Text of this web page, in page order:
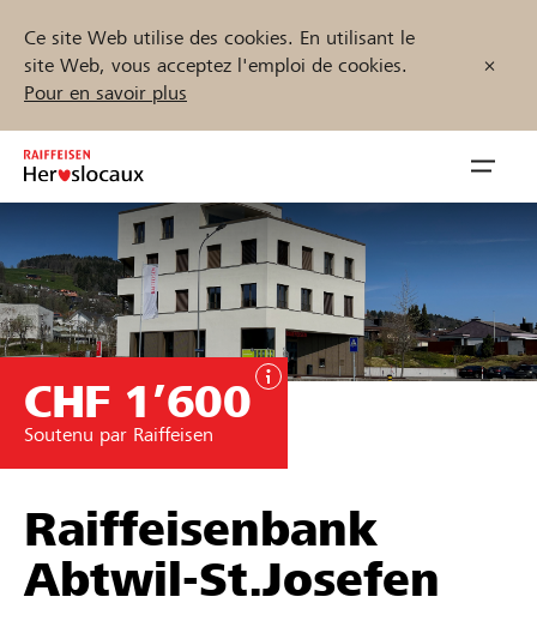
Ce site Web utilise des cookies. En utilisant le
site Web, vous acceptez l'emploi de cookies.
Pour en savoir plus
Inhalt
springen
öffnen
Parrainer
Soutien & assistance
Partenaires / Banques Raiffeisen
Trouvez des projets et des organisations
Démarrez maintenant
CHF 1’600
Soutenu par Raiffeisen
Raiffeisenbank
Abtwil-St.Josefen